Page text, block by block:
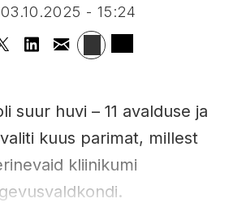
03.10.2025 - 15:24
suur huvi – 11 avalduse ja
kuus parimat, millest
kliinikumi